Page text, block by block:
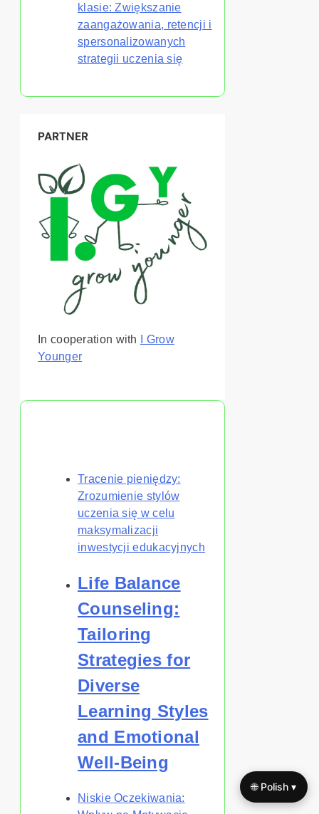
klasie: Zwiększanie
zaangażowania, retencji i
spersonalizowanych
strategii uczenia się
PARTNER
In cooperation with
I Grow
Younger
Tracenie pieniędzy:
Zrozumienie stylów
uczenia się w celu
maksymalizacji
inwestycji edukacyjnych
Life Balance
Counseling:
Tailoring
Strategies for
Diverse
Learning Styles
and Emotional
Well-Being
Niskie Oczekiwania:
🌐 Polish ▾